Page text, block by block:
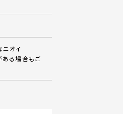
ニオイ
る場合もご